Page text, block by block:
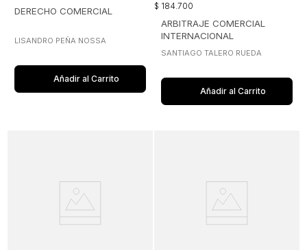
DERECHO COMERCIAL
LISANDRO PEÑA NOSSA
Añadir al Carrito
$ 184.700
ARBITRAJE COMERCIAL
INTERNACIONAL
SANTIAGO TALERO RUEDA
Añadir al Carrito